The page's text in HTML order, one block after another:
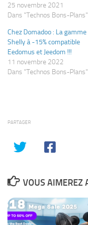
25 novembre 2021
Dans "Technos Bons-Plans"
Chez Domadoo : La gamme
Shelly à -15% compatible
Eedomus et Jeedom !!!
11 novembre 2022
Dans "Technos Bons-Plans"
PARTAGER
VOUS AIMEREZ